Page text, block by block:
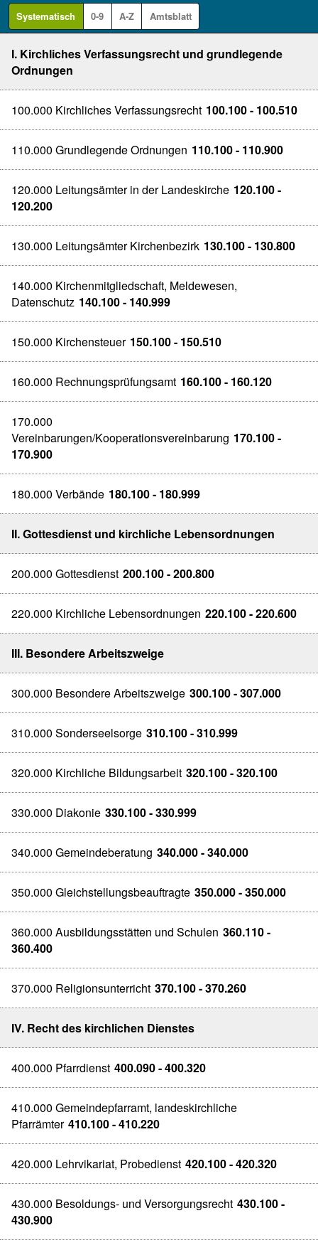
Systematisch 0-9 A-Z Amtsblatt
I. Kirchliches Verfassungsrecht und grundlegende
Ordnungen
100.000 Kirchliches Verfassungsrecht 100.100 - 100.510
110.000 Grundlegende Ordnungen 110.100 - 110.900
120.000 Leitungsämter in der Landeskirche 120.100 -
120.200
130.000 Leitungsämter Kirchenbezirk 130.100 - 130.800
140.000 Kirchenmitgliedschaft, Meldewesen,
Datenschutz 140.100 - 140.999
150.000 Kirchensteuer 150.100 - 150.510
160.000 Rechnungsprüfungsamt 160.100 - 160.120
170.000
Vereinbarungen/Kooperationsvereinbarung 170.100 -
170.900
180.000 Verbände 180.100 - 180.999
II. Gottesdienst und kirchliche Lebensordnungen
200.000 Gottesdienst 200.100 - 200.800
220.000 Kirchliche Lebensordnungen 220.100 - 220.600
III. Besondere Arbeitszweige
300.000 Besondere Arbeitszweige 300.100 - 307.000
310.000 Sonderseelsorge 310.100 - 310.999
320.000 Kirchliche Bildungsarbeit 320.100 - 320.100
330.000 Diakonie 330.100 - 330.999
340.000 Gemeindeberatung 340.000 - 340.000
350.000 Gleichstellungsbeauftragte 350.000 - 350.000
360.000 Ausbildungsstätten und Schulen 360.110 -
360.400
370.000 Religionsunterricht 370.100 - 370.260
IV. Recht des kirchlichen Dienstes
400.000 Pfarrdienst 400.090 - 400.320
410.000 Gemeindepfarramt, landeskirchliche
Pfarrämter 410.100 - 410.220
420.000 Lehrvikariat, Probedienst 420.100 - 420.320
430.000 Besoldungs- und Versorgungsrecht 430.100 -
430.900